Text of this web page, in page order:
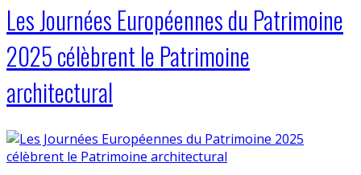
Les Journées Européennes du Patrimoine
2025 célèbrent le Patrimoine
architectural